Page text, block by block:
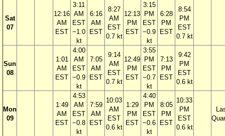
Sat
07
12:16
AM
EST
3:11
AM
EST
−1.0
kt
6:16
AM
EST
8:27
AM
EST
0.7 kt
12:13
PM
EST
3:15
PM
EST
−0.9
kt
6:28
PM
EST
8:54
PM
EST
0.7 kt
Sun
08
1:01
AM
EST
4:00
AM
EST
−0.9
kt
7:05
AM
EST
9:14
AM
EST
0.7 kt
12:49
PM
EST
3:55
PM
EST
−0.7
kt
7:13
PM
EST
9:42
PM
EST
0.6 kt
Mon
09
1:49
AM
EST
4:53
AM
EST
−0.8
kt
7:59
AM
EST
10:03
AM
EST
0.6 kt
1:29
PM
EST
4:40
PM
EST
−0.6
kt
8:05
PM
EST
10:33
PM
EST
0.6 kt